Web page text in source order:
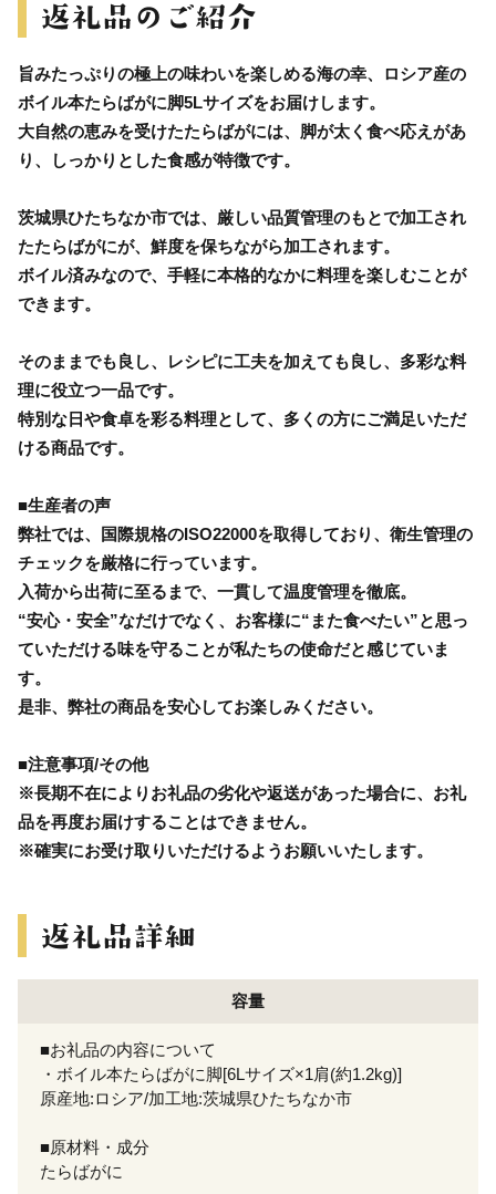
旨みたっぷりの極上の味わいを楽しめる海の幸、ロシア産の
ボイル本たらばがに脚5Lサイズをお届けします。
大自然の恵みを受けたたらばがには、脚が太く食べ応えがあ
り、しっかりとした食感が特徴です。
茨城県ひたちなか市では、厳しい品質管理のもとで加工され
たたらばがにが、鮮度を保ちながら加工されます。
ボイル済みなので、手軽に本格的なかに料理を楽しむことが
できます。
そのままでも良し、レシピに工夫を加えても良し、多彩な料
理に役立つ一品です。
特別な日や食卓を彩る料理として、多くの方にご満足いただ
ける商品です。
■生産者の声
弊社では、国際規格のISO22000を取得しており、衛生管理の
チェックを厳格に行っています。
入荷から出荷に至るまで、一貫して温度管理を徹底。
“安心・安全”なだけでなく、お客様に“また食べたい”と思っ
ていただける味を守ることが私たちの使命だと感じていま
す。
是非、弊社の商品を安心してお楽しみください。
■注意事項/その他
※長期不在によりお礼品の劣化や返送があった場合に、お礼
品を再度お届けすることはできません。
※確実にお受け取りいただけるようお願いいたします。
容量
■お礼品の内容について
・ボイル本たらばがに脚[6Lサイズ×1肩(約1.2kg)]
原産地:ロシア/加工地:茨城県ひたちなか市
■原材料・成分
たらばがに